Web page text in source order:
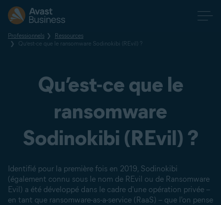
Professionnels
Ressources
Qu’est-ce que le ransomware Sodinokibi (REvil) ?
Qu’est-ce que le
ransomware
Sodinokibi (REvil) ?
Identifié pour la première fois en 2019, Sodinokibi
(également connu sous le nom de REvil ou de Ransomware
Evil) a été développé dans le cadre d'une opération privée –
en tant que ransomware-as-a-service (RaaS) – que l'on pense